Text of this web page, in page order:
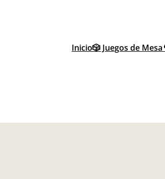
Inicio🎲 Juegos de Mesa